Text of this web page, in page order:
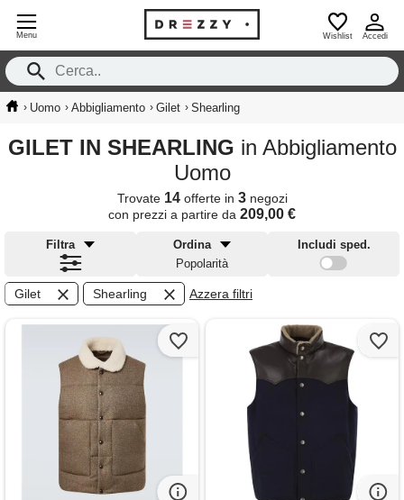
Menu Wishlist Accedi
› Uomo › Abbigliamento › Gilet › Shearling
GILET IN SHEARLING in Abbigliamento
Uomo
Trovate 14offerte in 3negozi
con prezzi a partire da 209,00 €
Filtra
Ordina
Popolarità
Includi sped.
Gilet Shearling Azzera filtri